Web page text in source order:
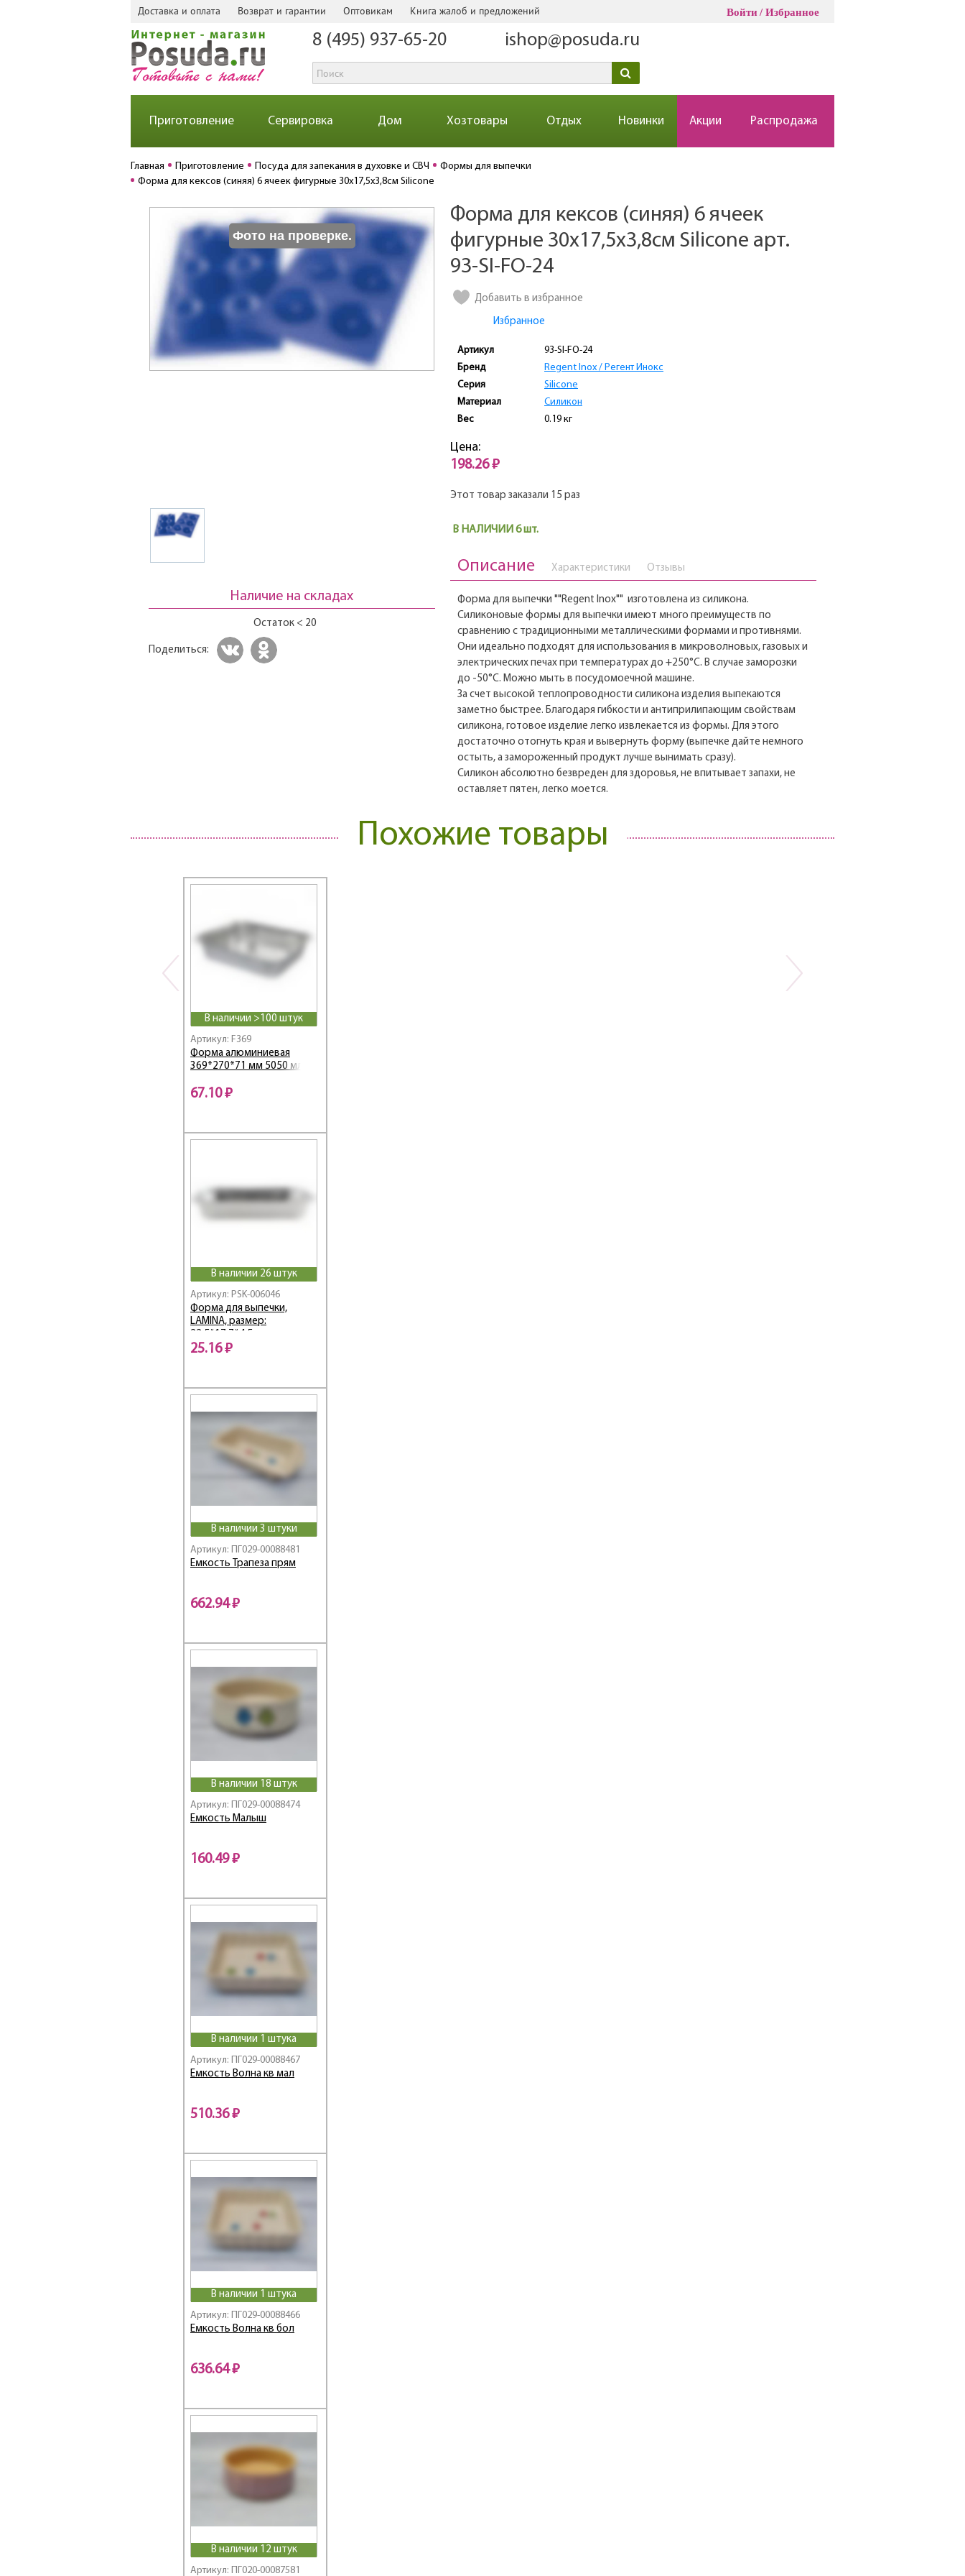
Доставка и оплата Возврат и гарантии Оптовикам Книга жалоб и предложений Войти Избранное
8 (495) 937-65-20 ishop@posuda.ru
Приготовление Сервировка Дом Хозтовары Отдых Новинки Акции Распродажа
Главная Приготовление Посуда для запекания в духовке и СВЧ
Формы для выпечки
Форма для кексов (синяя) 6 ячеек фигурные 30х17,5х3,8см Silicone
Фото на проверке.
Наличие на складах
Остаток < 20
Поделиться:
Форма для кексов (синяя) 6 ячеек
фигурные 30х17,5х3,8см Silicone арт.
93-SI-FO-24
Добавить в избранное
Избранное
Артикул
93-SI-FO-24
Бренд
Regent Inox / Регент Инокс
Серия
Silicone
Материал
Силикон
Вес
0.19 кг
Цена:
198.26 ₽
Этот товар заказали 15 раз
В НАЛИЧИИ 6 шт.
Описание Характеристики Отзывы
Форма для выпечки ""Regent Inox"" изготовлена из силикона.
Силиконовые формы для выпечки имеют много преимуществ по
сравнению с традиционными металлическими формами и противнями.
Они идеально подходят для использования в микроволновых, газовых и
электрических печах при температурах до +250°С. В случае заморозки
до -50°С. Можно мыть в посудомоечной машине.
За счет высокой теплопроводности силикона изделия выпекаются
заметно быстрее. Благодаря гибкости и антиприлипающим свойствам
силикона, готовое изделие легко извлекается из формы. Для этого
достаточно отогнуть края и вывернуть форму (выпечке дайте немного
остыть, а замороженный продукт лучше вынимать сразу).
Силикон абсолютно безвреден для здоровья, не впитывает запахи, не
оставляет пятен, легко моется.
Количество
Похожие товары
В наличии >100 штук
Артикул: F369
Форма алюминиевая
369*270*71 мм 5050 мл
67.10 ₽
В наличии 26 штук
Артикул: PSK-006046
Форма для выпечки,
LAMINA, размер:
фольги, прямоугольная,
25.16 ₽
В наличии 3 штуки
Артикул: ПГ029-00088481
Емкость Трапеза прям
662.94 ₽
В наличии 18 штук
Артикул: ПГ029-00088474
Емкость Малыш
160.49 ₽
В наличии 1 штука
Артикул: ПГ029-00088467
Емкость Волна кв мал
510.36 ₽
В наличии 1 штука
Артикул: ПГ029-00088466
Емкость Волна кв бол
636.64 ₽
В наличии 12 штук
Артикул: ПГ020-00087581